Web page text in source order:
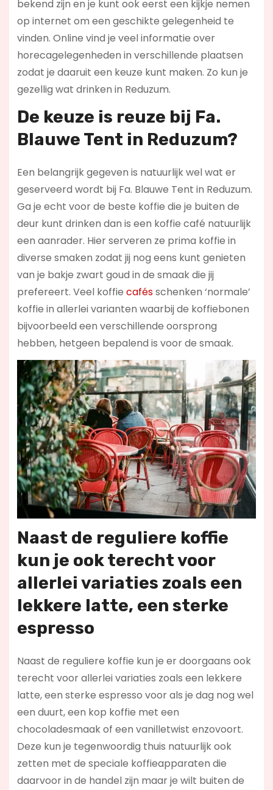
bekend zijn en je kunt ook eerst een kijkje nemen
op internet om een geschikte gelegenheid te
vinden. Online vind je veel informatie over
horecagelegenheden in verschillende plaatsen
zodat je daaruit een keuze kunt maken. Zo kun je
gezellig wat drinken in Reduzum.
De keuze is reuze bij Fa.
Blauwe Tent in Reduzum?
Een belangrijk gegeven is natuurlijk wel wat er
geserveerd wordt bij Fa. Blauwe Tent in Reduzum.
Ga je echt voor de beste koffie die je buiten de
deur kunt drinken dan is een koffie café natuurlijk
een aanrader. Hier serveren ze prima koffie in
diverse smaken zodat jij nog eens kunt genieten
van je bakje zwart goud in de smaak die jij
prefereert. Veel koffie cafésschenken ‘normale’
koffie in allerlei varianten waarbij de koffiebonen
bijvoorbeeld een verschillende oorsprong
hebben, hetgeen bepalend is voor de smaak.
Naast de reguliere koffie
kun je ook terecht voor
allerlei variaties zoals een
lekkere latte, een sterke
espresso
Naast de reguliere koffie kun je er doorgaans ook
terecht voor allerlei variaties zoals een lekkere
latte, een sterke espresso voor als je dag nog wel
een duurt, een kop koffie met een
chocoladesmaak of een vanilletwist enzovoort.
Deze kun je tegenwoordig thuis natuurlijk ook
zetten met de speciale koffieapparaten die
daarvoor in de handel zijn maar je wilt buiten de